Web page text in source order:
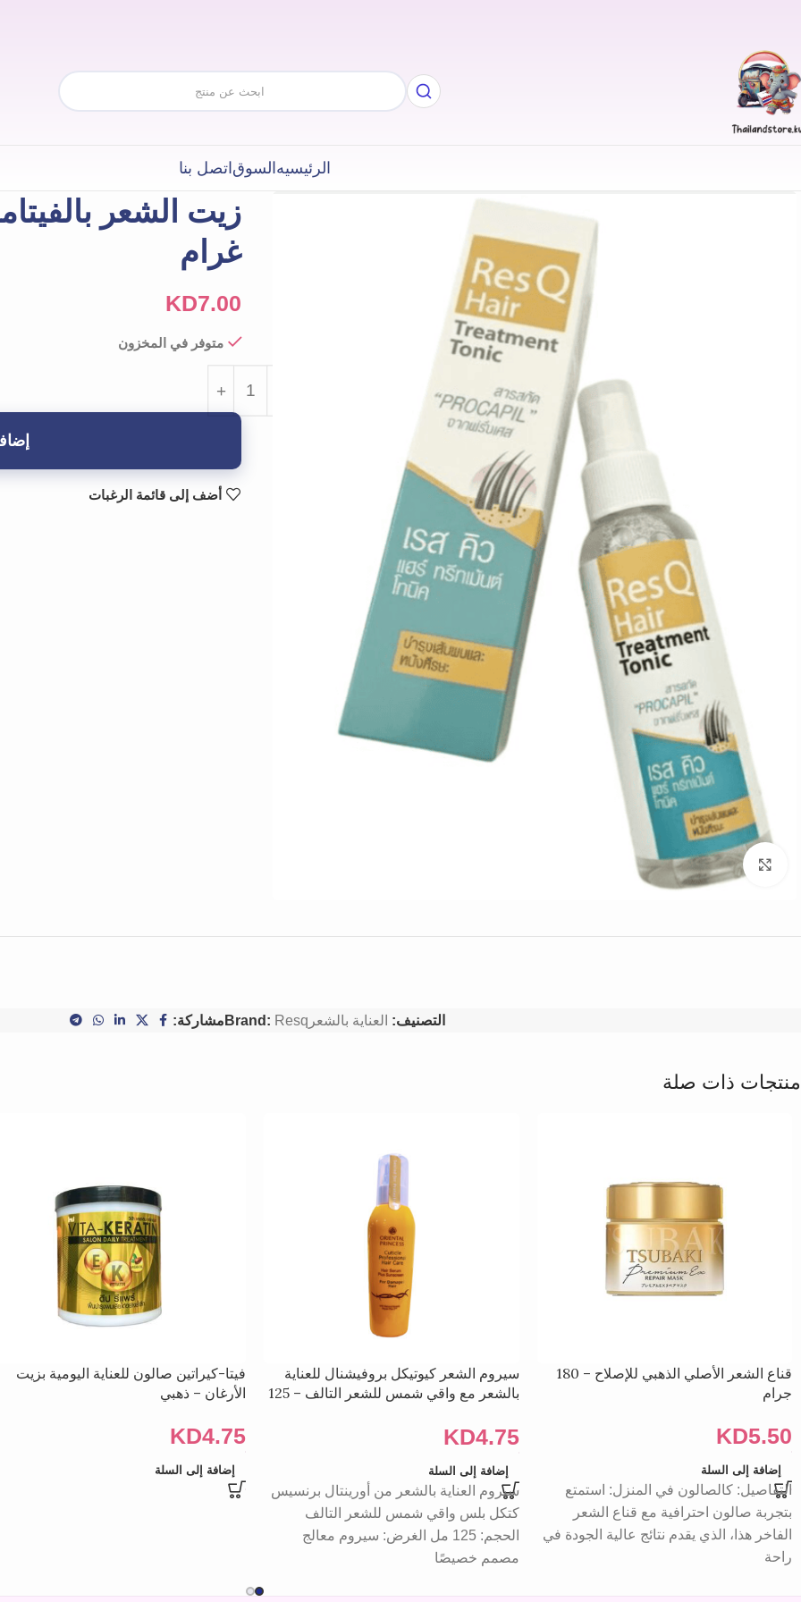
الرئيسيهالسوقاتصل بنا
Click to enlarge
غرام
KD7.00
متوفر في المخزون
أضف إلى قائمة الرغبات
التصنيف: العناية بالشعر Brand: Resq مشاركة:
منتجات ذات صلة
قناع الشعر الأصلي الذهبي للإصلاح – 180
جرام
KD5.50
إضافة إلى السلة
التفاصيل: كالصالون في المنزل: استمتع
بتجربة صالون احترافية مع قناع الشعر
الفاخر هذا، الذي يقدم نتائج عالية الجودة في
راحة
سيروم الشعر كيوتيكل بروفيشنال للعناية
بالشعر مع واقي شمس للشعر التالف – 125
KD4.75
إضافة إلى السلة
سيروم العناية بالشعر من أورينتال برنسيس
كتكل بلس واقي شمس للشعر التالف
الحجم: 125 مل الغرض: سيروم معالج
مصمم خصيصًا
فيتا-كيراتين صالون للعناية اليومية بزيت
الأرغان – ذهبي
KD4.75
إضافة إلى السلة